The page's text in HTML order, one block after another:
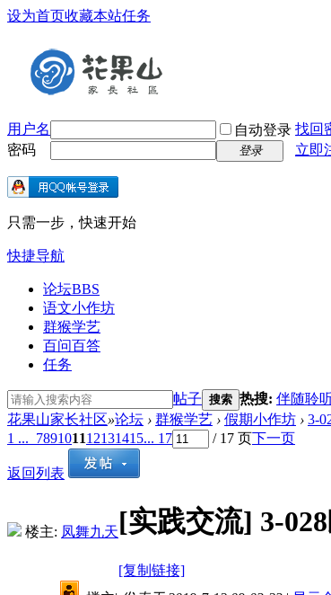
设为首页收藏本站任务
用户名 自动登录 找回
密码
登录 立即
只需一步，快速开始
快捷导航
论坛BBS
语文小作坊
群猴学艺
百问百答
任务
帖子 搜索 热搜: 伴随聆
花果山家长社区»论坛 › 群猴学艺 › 假期小作坊 › 3-
1 ... 789101112131415... 17 / 17 页下一页
返回列表
楼主: 凤舞九天[实践交流] 3-
[复制链接]